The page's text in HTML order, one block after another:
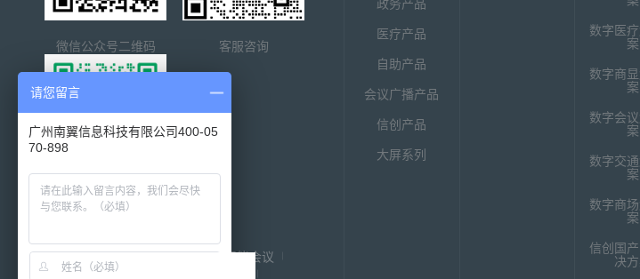
微信公众号二维码 客服咨询
大项目服务
友情链接：商显行业协会
南翼智能会议
数字标牌网
政务产品
医疗产品
自助产品
会议广播产品
信创产品
大屏系列
数字医
案
数字商
案
数字会
案
数字交
案
数字商
案
信创国
决
请您留言
广州南翼信息科技有限公司400-05
70-898